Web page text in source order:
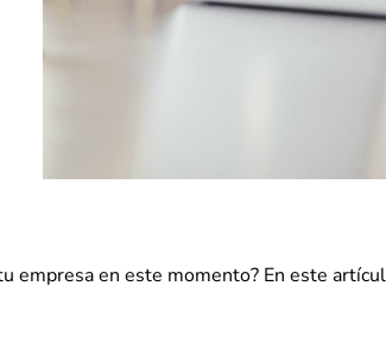
empresa en este momento? En este